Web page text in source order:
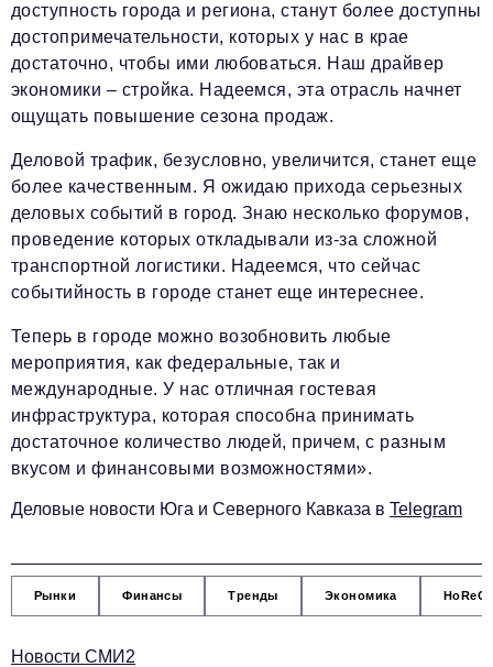
Электронные почты редакции:
Информационный отдел
info@business-magazine.online
Отдел рекламы
Отдел распространения/редакционная подписка
podpiska@business-magazine.online
Отдел по работе с партнерами
partner@business-magazine.online
доступность города и региона, станут более доступны
достопримечательности, которых у нас в крае
достаточно, чтобы ими любоваться. Наш драйвер
экономики – стройка. Надеемся, эта отрасль начнет
ощущать повышение сезона продаж.
Деловой трафик, безусловно, увеличится, станет еще
более качественным. Я ожидаю прихода серьезных
деловых событий в город. Знаю несколько форумов,
проведение которых откладывали из-за сложной
транспортной логистики. Надеемся, что сейчас
событийность в городе станет еще интереснее.
Теперь в городе можно возобновить любые
мероприятия, как федеральные, так и
международные. У нас отличная гостевая
инфраструктура, которая способна принимать
достаточное количество людей, причем, с разным
вкусом и финансовыми возможностями».
Деловые новости Юга и Северного Кавказа в Telegram
Рынки Финансы Тренды Экономика HoReCa
Новости СМИ2